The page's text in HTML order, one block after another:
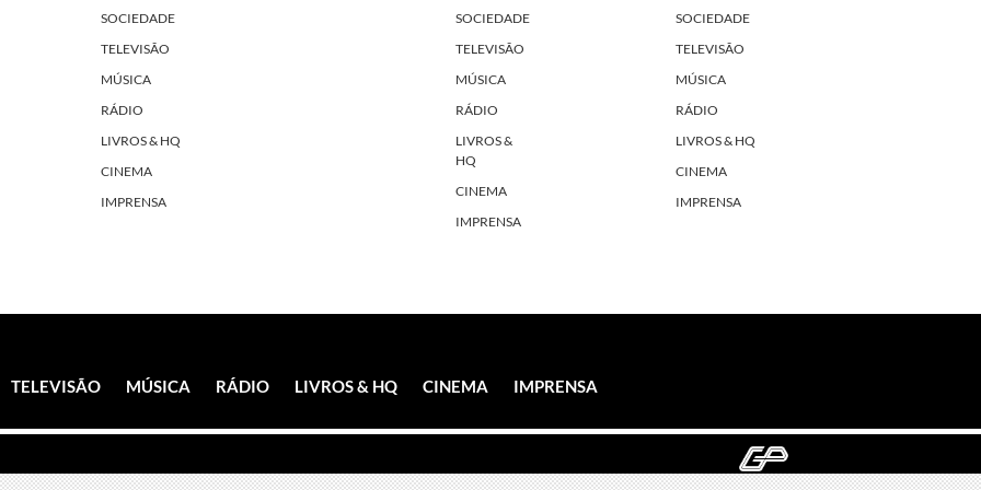
SOCIEDADE
TELEVISÃO
MÚSICA
RÁDIO
LIVROS & HQ
CINEMA
IMPRENSA
SOCIEDADE
TELEVISÃO
MÚSICA
RÁDIO
LIVROS &
HQ
CINEMA
IMPRENSA
SOCIEDADE
TELEVISÃO
MÚSICA
RÁDIO
LIVROS & HQ
CINEMA
IMPRENSA
TELEVISÃO MÚSICA RÁDIO LIVROS & HQ CINEMA IMPRENSA